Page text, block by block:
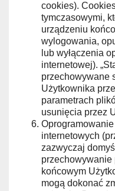
cookies).
tymczasowymi,
urządzeniu
wylogowania,
lub wyłączenia
internetowej).
przechowywane
Użytkownika
parametrach
usunięcia przez
internetowych
zazwyczaj
końcowym
mogą dokonać